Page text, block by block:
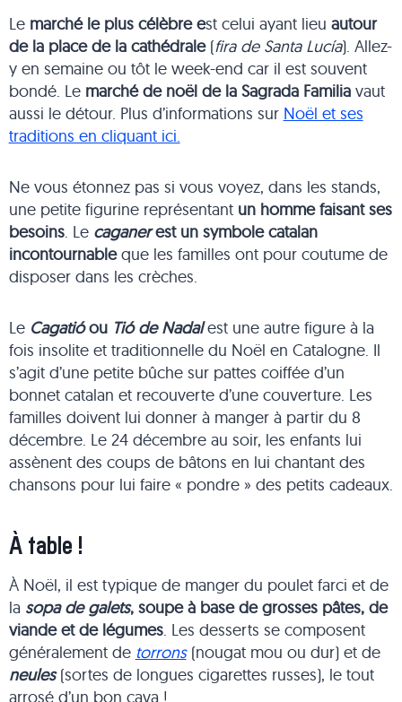
Le marché le plus célèbre est celui ayant lieu autour
de la place de la cathédrale (fira de Santa Lucía). Allez-
y en semaine ou tôt le week-end car il est souvent
bondé. Le marché de noël de la Sagrada Familiavaut
aussi le détour. Plus d’informations sur Noël et ses
traditions en cliquant ici.
Ne vous étonnez pas si vous voyez, dans les stands,
une petite figurine représentant un homme faisant ses
besoins. Le caganerest un symbole catalan
incontournableque les familles ont pour coutume de
disposer dans les crèches.
Le CagatióouTió de Nadal est une autre figure à la
fois insolite et traditionnelle du Noël en Catalogne. Il
s’agit d’une petite bûche sur pattes coiffée d’un
bonnet catalan et recouverte d’une couverture. Les
familles doivent lui donner à manger à partir du 8
décembre. Le 24 décembre au soir, les enfants lui
assènent des coups de bâtons en lui chantant des
chansons pour lui faire « pondre » des petits cadeaux.
À table !
À Noël, il est typique de manger du poulet farci et de
la sopa de galets, soupe à base de grosses pâtes, de
viande et de légumes. Les desserts se composent
généralement de torrons(nougat mou ou dur) et de
neules(sortes de longues cigarettes russes), le tout
arrosé d’un bon cava !